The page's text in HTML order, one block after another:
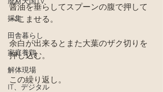
採集
田舎暮らし
家庭養鶏
解体現場
IT、デジタル
醤油を垂らしてスプーンの腹で押して
へこませる。
余白が出来るとまた大葉のザク切りを
押し込む。
この繰り返し。